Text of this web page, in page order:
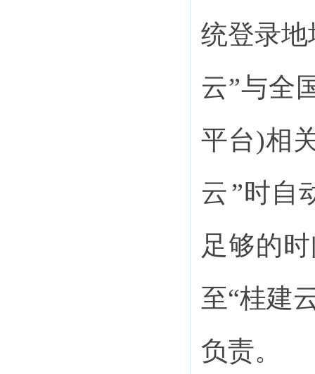
统登录地
云”与全
平台)相
云”时自
足够的
至“桂建
负责。